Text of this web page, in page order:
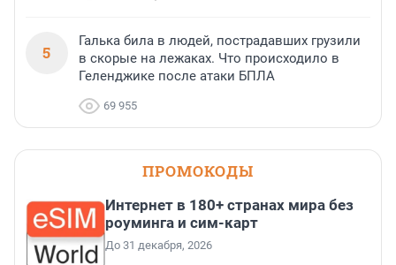
5
Галька била в людей, пострадавших грузили
в скорые на лежаках. Что происходило в
Геленджике после атаки БПЛА
69 955
ПРОМОКОДЫ
Интернет в 180+ странах мира без
роуминга и сим-карт
До 31 декабря, 2026